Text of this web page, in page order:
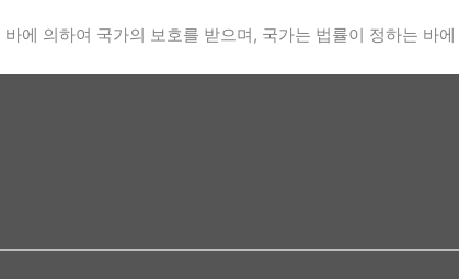
에 의하여 국가의 보호를 받으며, 국가는 법률이 정하는 바